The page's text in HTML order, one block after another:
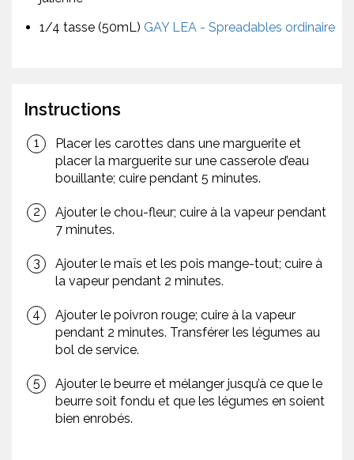
1/4 tasse (50mL) GAY LEA - Spreadables ordinaire
Instructions
Placer les carottes dans une marguerite et
placer la marguerite sur une casserole d’eau
bouillante; cuire pendant 5 minutes.
Ajouter le chou-fleur; cuire à la vapeur pendant
7 minutes.
Ajouter le maïs et les pois mange-tout; cuire à
la vapeur pendant 2 minutes.
Ajouter le poivron rouge; cuire à la vapeur
pendant 2 minutes. Transférer les légumes au
bol de service.
Ajouter le beurre et mélanger jusqu’à ce que le
beurre soit fondu et que les légumes en soient
bien enrobés.